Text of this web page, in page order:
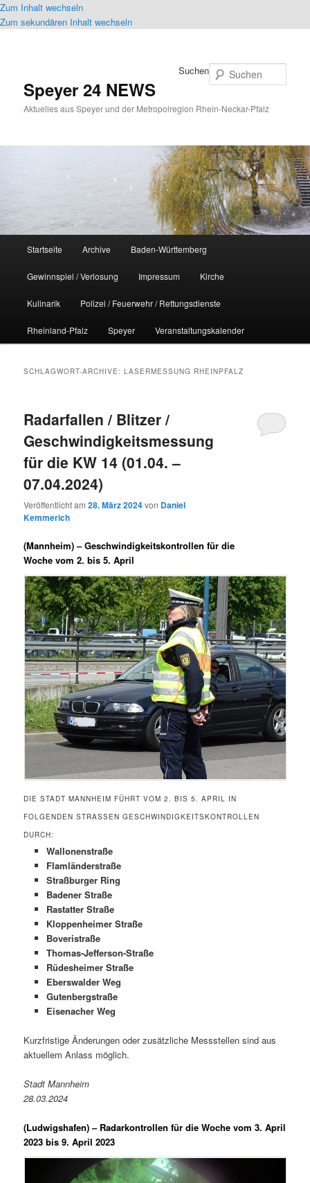
Zum Inhalt wechseln
Zum sekundären Inhalt wechseln
Speyer 24 NEWS
Aktuelles aus Speyer und der Metropolregion Rhein-Neckar-Pfalz
Suchen
Startseite Archive Baden-Württemberg
Gewinnspiel / Verlosung Impressum Kirche
Kulinarik Polizei / Feuerwehr / Rettungsdienste
Rheinland-Pfalz Speyer Veranstaltungskalender
SCHLAGWORT-ARCHIVE:LASERMESSUNG RHEINPFALZ
Radarfallen / Blitzer /
Geschwindigkeitsmessung
für die KW 14 (01.04. –
07.04.2024)
Veröffentlicht am28. März 2024von Daniel
Kemmerich
(Mannheim) –Geschwindigkeitskontrollen für die
Woche vom 2. bis 5. April
DIE STADT MANNHEIM FÜHRT VOM 2. BIS 5. APRIL IN
FOLGENDEN STRASSEN GESCHWINDIGKEITSKONTROLLEN D
URCH:
Wallonenstraße
Flamländerstraße
Straßburger Ring
Badener Straße
Rastatter Straße
Kloppenheimer Straße
Boveristraße
Thomas-Jefferson-Straße
Rüdesheimer Straße
Eberswalder Weg
Gutenbergstraße
Eisenacher Weg
Kurzfristige Änderungen oder zusätzliche Messstellen sind aus
aktuellem Anlass möglich.
Stadt Mannheim
28.03.2024
(Ludwigshafen) – Radarkontrollen für die Woche vom 3. April
2023 bis 9. April 2023